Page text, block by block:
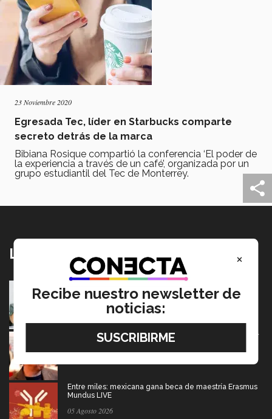
23 Noviembre 2020
Egresada Tec, líder en Starbucks comparte
secreto detrás de la marca
Bibiana Rosique compartió la conferencia ‘El poder de
la experiencia a través de un café’, organizada por un
grupo estudiantil del Tec de Monterrey.
Lo más nuevo
hispanohablantes con afasia
05 Agosto 2026
El escritor que dice que la derrota también merece ser
Entre miles: mexicana gana beca de maestría Erasmus
Mundus LIVE
05 Agosto 2026
×
Recibe nuestro newsletter de
noticias: